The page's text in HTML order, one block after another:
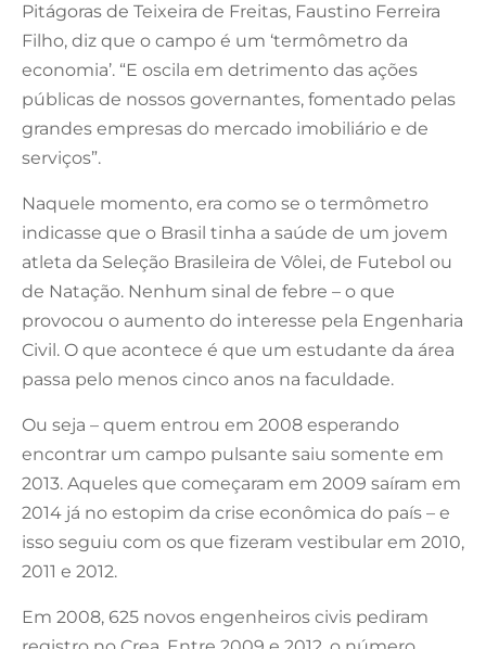
Pitágoras de Teixeira de Freitas, Faustino Ferreira
Filho, diz que o campo é um ‘termômetro da
economia’. “E oscila em detrimento das ações
públicas de nossos governantes, fomentado pelas
grandes empresas do mercado imobiliário e de
serviços”.
Naquele momento, era como se o termômetro
indicasse que o Brasil tinha a saúde de um jovem
atleta da Seleção Brasileira de Vôlei, de Futebol ou
de Natação. Nenhum sinal de febre – o que
provocou o aumento do interesse pela Engenharia
Civil. O que acontece é que um estudante da área
passa pelo menos cinco anos na faculdade.
Ou seja – quem entrou em 2008 esperando
encontrar um campo pulsante saiu somente em
2013. Aqueles que começaram em 2009 saíram em
2014 já no estopim da crise econômica do país – e
isso seguiu com os que fizeram vestibular em 2010,
2011 e 2012.
Em 2008, 625 novos engenheiros civis pediram